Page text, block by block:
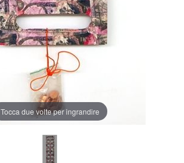
Tocca due volte per ingrandire